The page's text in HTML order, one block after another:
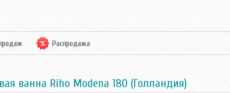
Распродажа
ванна Riho Modena 180 (Голландия)